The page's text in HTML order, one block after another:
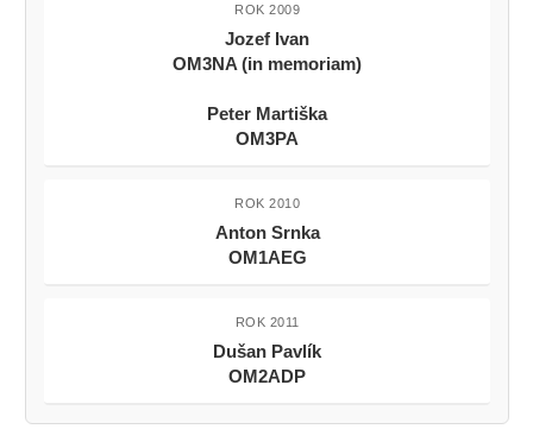
ROK 2009
Jozef Ivan
OM3NA (in memoriam)
Peter Martiška
OM3PA
ROK 2010
Anton Srnka
OM1AEG
ROK 2011
Dušan Pavlík
OM2ADP